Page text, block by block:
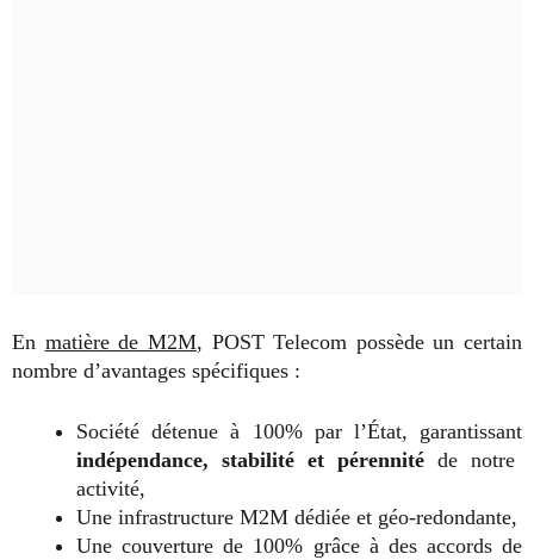
En matière de M2M, POST Telecom possède un certain
nombre d’avantages spécifiques :
Société détenue à 100% par l’État, garantissant
indépendance, stabilité et pérennité de notre
activité,
Une infrastructure M2M dédiée et géo-redondante,
Une couverture de 100% grâce à des accords de